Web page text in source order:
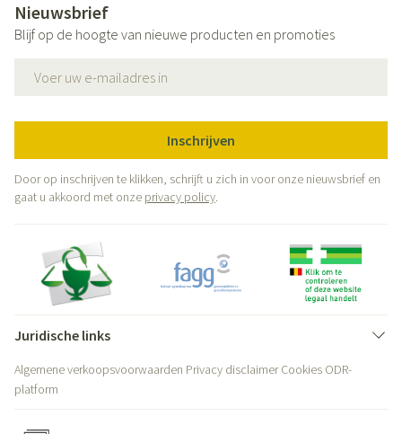
Nieuwsbrief
Blijf op de hoogte van nieuwe producten en promoties
Inschrijven
Door op inschrijven te klikken, schrijft u zich in voor onze nieuwsbrief en
gaat u akkoord met onze privacy policy.
Juridische links
Algemene verkoopsvoorwaarden Privacy disclaimer Cookies ODR-
platform